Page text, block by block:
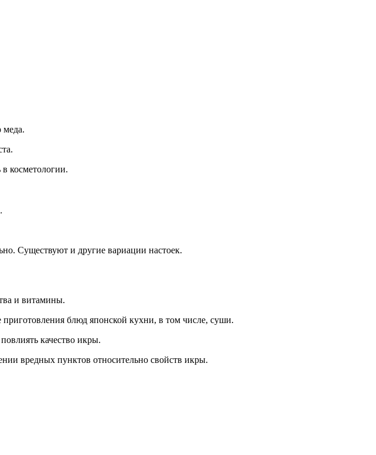
меда.
косметологии.
Существуют и другие вариации настоек.
и витамины.
блюд японской кухни, в том числе, суши.
качество икры.
вредных пунктов относительно свойств икры.